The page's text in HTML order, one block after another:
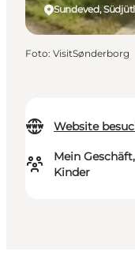
Website
Mein
Kinder
Sundeved,
Foto: VisitSønderborg